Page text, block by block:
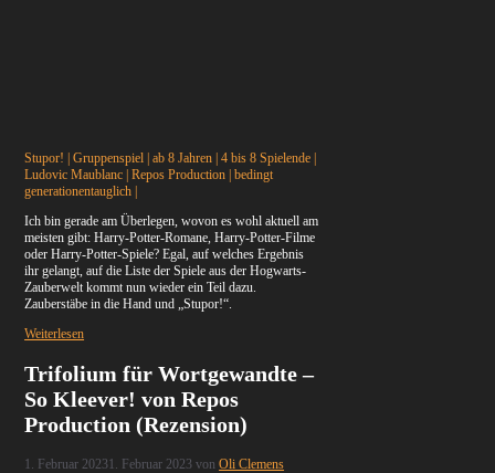
Stupor! | Gruppenspiel | ab 8 Jahren | 4 bis 8 Spielende |
Ludovic Maublanc | Repos Production | bedingt
generationentauglich |
Ich bin gerade am Überlegen, wovon es wohl aktuell am
meisten gibt: Harry-Potter-Romane, Harry-Potter-Filme
oder Harry-Potter-Spiele? Egal, auf welches Ergebnis
ihr gelangt, auf die Liste der Spiele aus der Hogwarts-
Zauberwelt kommt nun wieder ein Teil dazu.
Zauberstäbe in die Hand und „Stupor!“.
Weiterlesen
Trifolium für Wortgewandte –
So Kleever! von Repos
Production (Rezension)
1. Februar 20231. Februar 2023 vonOli Clemens